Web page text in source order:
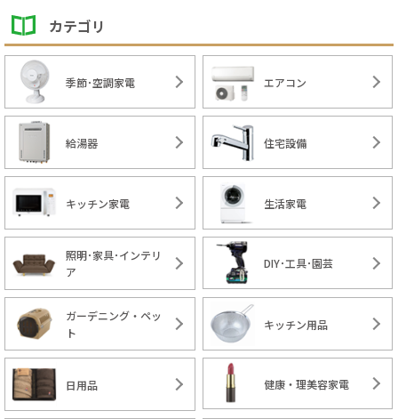
カテゴリ
季節･空調家電 エアコン
給湯器 住宅設備
キッチン家電 生活家電
照明･家具･インテリ
ア
DIY･工具･園芸
ガーデニング・ペッ
ト
キッチン用品
日用品 健康・理美容家電